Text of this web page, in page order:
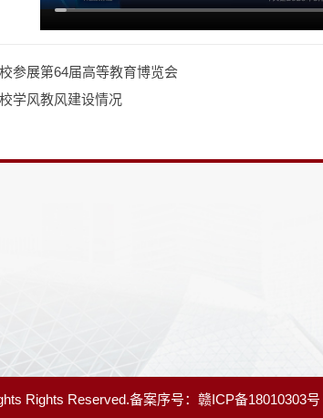
参展第64届高等教育博览会
学风教风建设情况
Rights Reserved.备案序号： 赣ICP备18010303号